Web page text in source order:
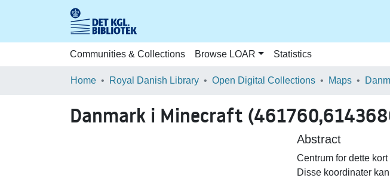
Communities & Collections Browse LOAR Statistics
Home Royal Danish Library Open Digital Collections Maps
Danmark i Minecraft
Abstract
Centrum for dette
Disse koordinater